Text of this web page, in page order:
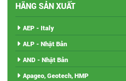
HÃNG SẢN XUẤT
AEP - Italy
ALP - Nhật Bản
AND - Nhật Bản
Apageo, Geotech, HMP